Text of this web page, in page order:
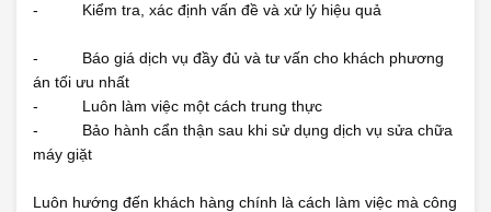
- Kiểm tra, xác định vấn đề và xử lý hiệu quả
- Báo giá dịch vụ đầy đủ và tư vấn cho khách phương
án tối ưu nhất
- Luôn làm việc một cách trung thực
- Bảo hành cẩn thận sau khi sử dụng dịch vụ sửa chữa
máy giặt
Luôn hướng đến khách hàng chính là cách làm việc mà công